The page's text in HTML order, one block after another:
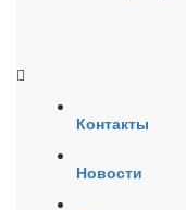
Контакты
Новости